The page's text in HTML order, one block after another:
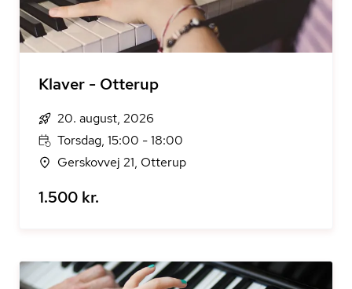
Klaver - Otterup
20. august, 2026
Torsdag, 15:00 - 18:00
Gerskovvej 21, Otterup
1.500 kr.